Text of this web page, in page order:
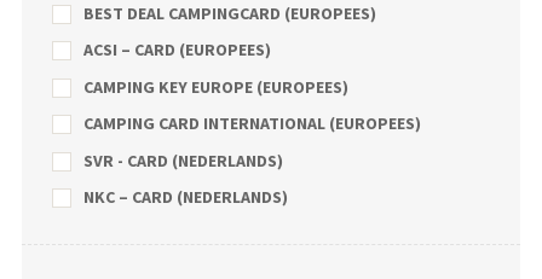
BEST DEAL CAMPINGCARD (EUROPEES)
ACSI – CARD (EUROPEES)
CAMPING KEY EUROPE (EUROPEES)
CAMPING CARD INTERNATIONAL (EUROPEES)
SVR - CARD (NEDERLANDS)
NKC – CARD (NEDERLANDS)